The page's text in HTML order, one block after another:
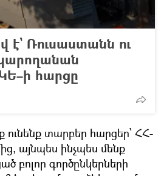
է` Ռուսաստանն ու
հարցը
տարբեր հարցեր՝ ՀՀ-
այնպես ինչպես մենք
բոլոր գործընկերների